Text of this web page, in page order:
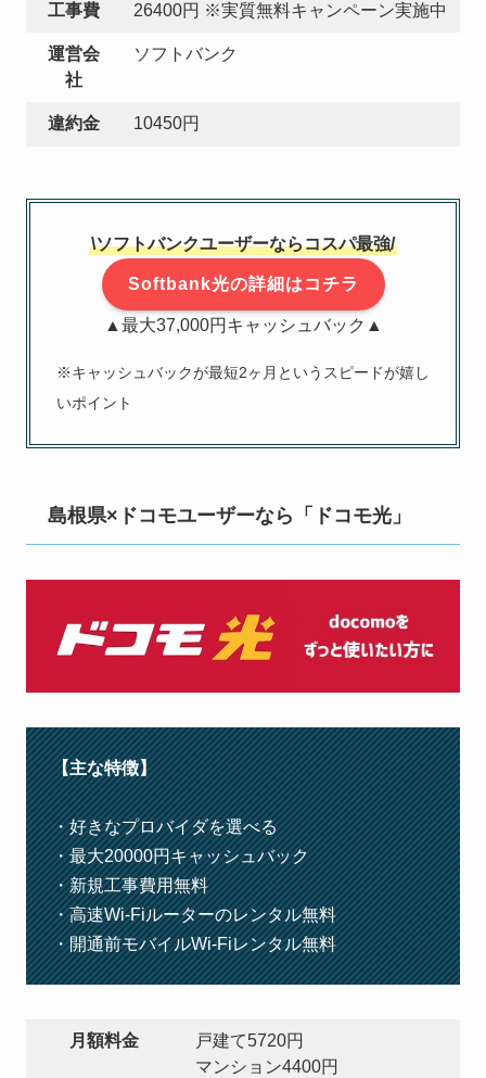
工事費 26400円 ※実質無料キャンペーン実施中
運営会
社
ソフトバンク
違約金 10450円
\ソフトバンクユーザーならコスパ最強/
Softbank光の詳細はコチラ
▲最大37,000円キャッシュバック▲
※キャッシュバックが最短2ヶ月というスピードが嬉し
いポイント
島根県×ドコモユーザーなら「ドコモ光」
【主な特徴】
・好きなプロバイダを選べる
・最大20000円キャッシュバック
・新規工事費用無料
・高速Wi-Fiルーターのレンタル無料
・開通前モバイルWi-Fiレンタル無料
月額料金
戸建て5720円
マンション4400円